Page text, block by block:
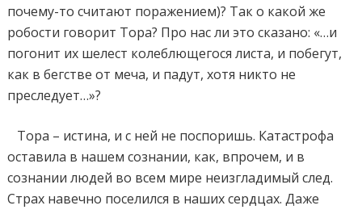
почему-то считают поражением)? Так о какой же
робости говорит Тора? Про нас ли это сказано: «…и
погонит их шелест колеблющегося листа, и побегут,
как в бегстве от меча, и падут, хотя никто не
преследует…»?
Тора – истина, и с ней не поспоришь. Катастрофа
оставила в нашем сознании, как, впрочем, и в
сознании людей во всем мире неизгладимый след.
Страх навечно поселился в наших сердцах. Даже